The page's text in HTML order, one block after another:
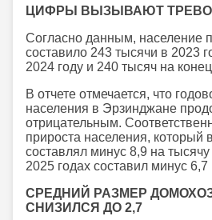
ЦИФРЫ ВЫЗЫВАЮТ
Согласно данным, население
составило 243 тысячи в 2023
2024 году и 240 тысяч на
В отчете отмечается, что
населения в Эрзинджане
отрицательным.
прироста населения, который
составлял минус 8,9 на
2025 годах составил минус
СРЕДНИЙ РАЗМЕР
СНИЗИЛСЯ ДО 2,7